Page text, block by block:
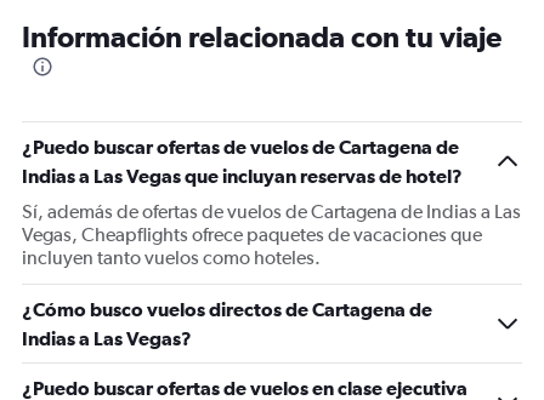
categories.
The
Y
axis
displaying
values.
Range:
0
1200.
Información relacionada con tu viaje
¿Puedo buscar ofertas de vuelos de Cartagena de
Indias a Las Vegas que incluyan reservas de hotel?
Sí, además de ofertas de vuelos de Cartagena de Indias a Las
Vegas, Cheapflights ofrece paquetes de vacaciones que
incluyen tanto vuelos como hoteles.
¿Cómo busco vuelos directos de Cartagena de
Indias a Las Vegas?
¿Puedo buscar ofertas de vuelos en clase ejecutiva